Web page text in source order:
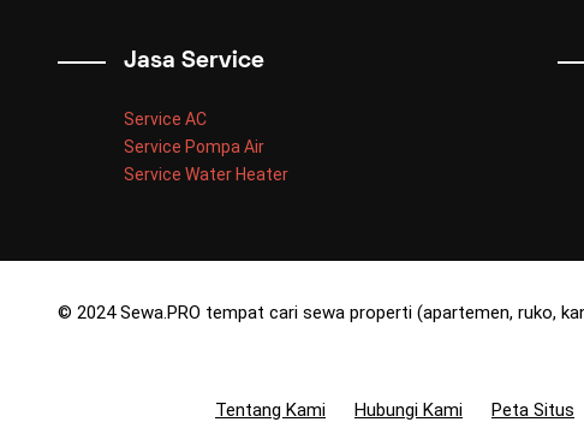
Jasa Service
Service AC
Service Pompa Air
Service Water Heater
© 2024 Sewa.PRO tempat cari sewa properti (apartemen, ruko,
Tentang Kami Hubungi Kami Peta Situs